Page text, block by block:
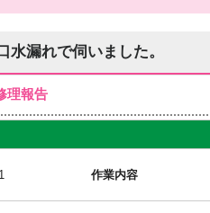
水漏れで伺いました。
理報告
作業内容